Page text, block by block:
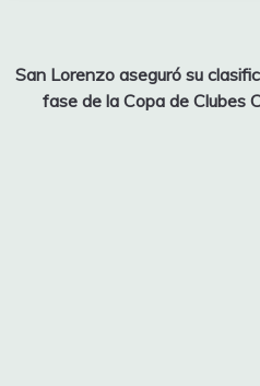
San Lorenzo aseguró su
fase de la Copa de Clubes